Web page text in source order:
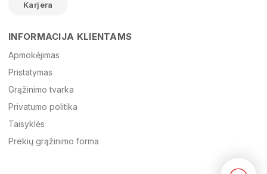
Žinutė
Karjera
INFORMACIJA KLIENTAMS
Apmokėjimas
Pristatymas
Grąžinimo tvarka
Privatumo politika
Taisyklės
Prekių grąžinimo forma